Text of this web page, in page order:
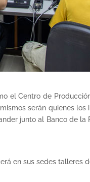
el Centro de
serán quienes los
junto al Banco de
en sus sedes talleres